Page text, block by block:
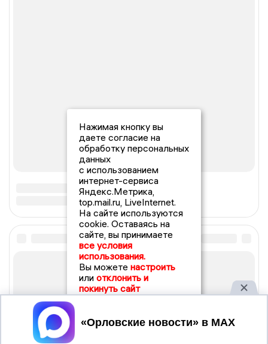
Нажимая кнопку вы
даете согласие на
обработку персональных
данных
с использованием
интернет-сервиса
Яндекс.Метрика,
top.mail.ru, LiveInternet.
На сайте используются
cookie. Оставаясь на
сайте, вы принимаете
все условия
использования.
Вы можете настроить
или отклонить и
покинуть сайт
Принять